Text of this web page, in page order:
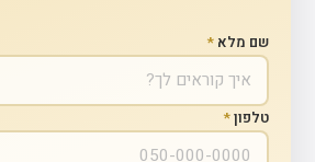
שם מלא*
טלפון*